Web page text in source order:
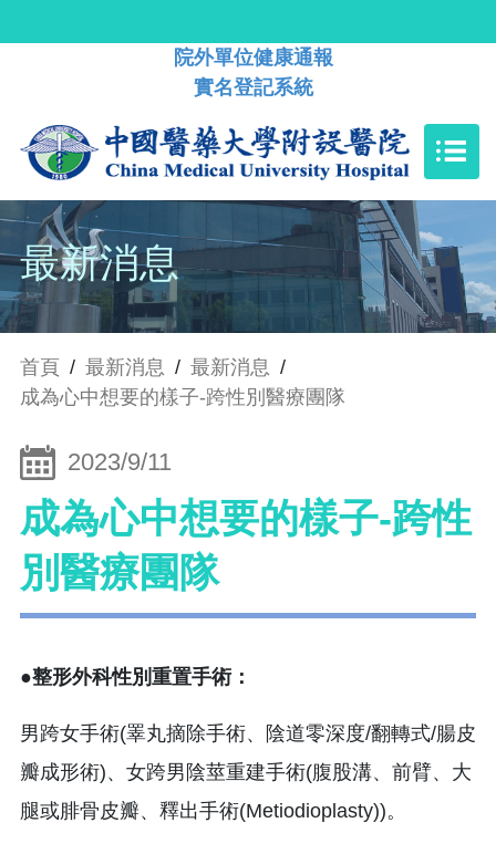
院外單位健康通報
實名登記系統
最新消息
首頁 / 最新消息 / 最新消息 /
成為心中想要的樣子-跨性別醫療團隊
2023/9/11
成為心中想要的樣子-跨性
別醫療團隊
●整形外科性別重置手術：
男跨女手術(睪丸摘除手術、陰道零深度/翻轉式/腸皮
瓣成形術)、女跨男陰莖重建手術(腹股溝、前臂、大
腿或腓骨皮瓣、釋出手術(Metiodioplasty))。